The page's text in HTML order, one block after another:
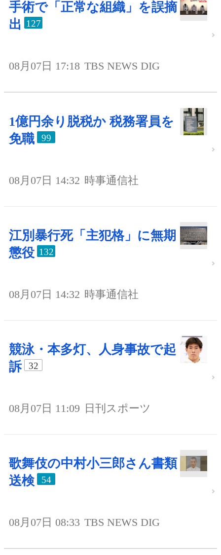
手術で「正常な組織」を誤摘
出
127
08月07日 17:18 TBS NEWS DIG
1億円余り脱税か 税務署員を
免職
99
08月07日 14:32 時事通信社
江別暴行死「主犯格」に無期
懲役 132
08月07日 14:32 時事通信社
競泳・本多灯、人身事故で起
訴
32
08月07日 11:09 日刊スポーツ
歌舞伎の中村小三郎さん書類
送検
54
08月07日 08:33 TBS NEWS DIG